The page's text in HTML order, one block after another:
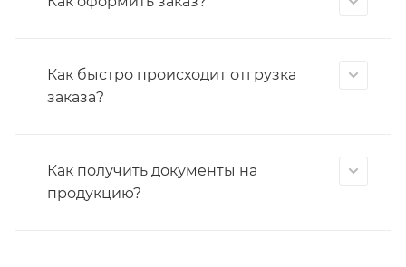
Как быстро происходит отгрузка
заказа?
Как получить документы на
продукцию?